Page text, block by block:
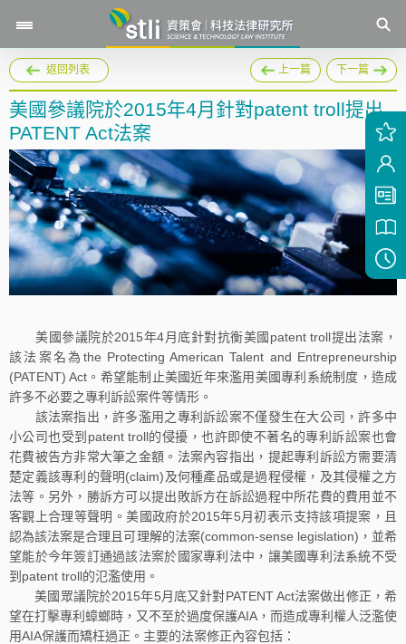
返回列表 上一篇 下一篇
美國參議院於2015年4月針對patent troll提出
PATENT Act法案
美國參議院於2015年4月底針對抗衡美國patent troll提出法案，
該法案名為the Protecting American Talent and Entrepreneurship
(PATENT) Act。希望能制止美國近年來濫用美國專利系統制度，造成
許多不必要之專利訴訟案件等情形。
該法案指出，許多濫用之專利訴訟案不僅發生在大公司，許多中
小公司也受到patent troll的侵擾，也許即使不著名的專利訴訟案也會
花費被告方非常大筆之金額。法案內容指出，提起專利訴訟方需要清
楚定義該專利的聲明(claim)及何種產品或是過程侵權，及其侵權之方
法等。另外，勝訴方可以提出敗訴方在訴訟過程中所花費的費用並不
客觀上合理等聲明。美國政府於2015年5月初表示支持該項提案，且
認為該法案是合理且可理解的法案(common-sense legislation)，並希
望能於今年簽訂通過該法案於國家專利法中，讓美國專利法系統不受
到patent troll的氾濫使用。
美國眾議院於2015年5月底又針對PATENT Act法案做出修正，希
望在打擊專利蟑螂時，又不至於過度保護AIA，而造成專利權人泛濫使
用AIA保護而矯枉過正。主要的法案修正內容包括：